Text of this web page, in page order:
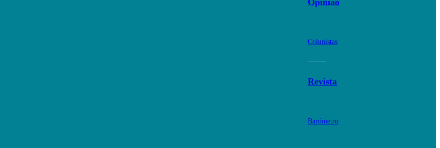
Colunistas
Revista
Barómetro